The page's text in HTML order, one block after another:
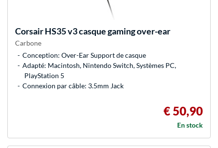
CorsairHS35 v3 casque gaming over-ear
Carbone
Conception: Over-Ear Support de casque
Adapté: Macintosh, Nintendo Switch, Systèmes PC,
PlayStation 5
Connexion par câble: 3.5mm Jack
€ 50,90
En stock